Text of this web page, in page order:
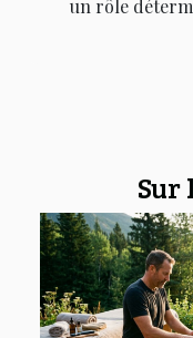
un rôle
Sur